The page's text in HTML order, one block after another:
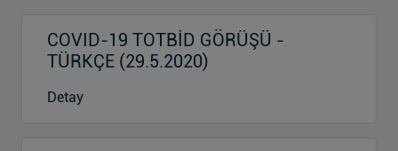
COVID-19 TOTBİD GÖRÜŞÜ -
TÜRKÇE (29.5.2020)
Detay